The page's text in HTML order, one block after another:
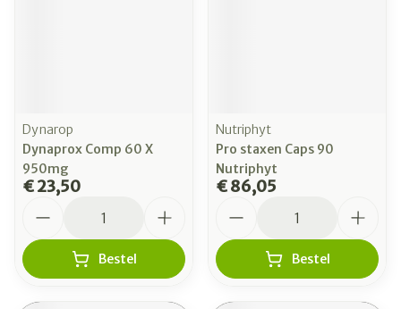
Dynarop
Dynaprox Comp 60 X
950mg
€ 23,50
Bestel
Nutriphyt
Pro staxen Caps 90
Nutriphyt
€ 86,05
Bestel